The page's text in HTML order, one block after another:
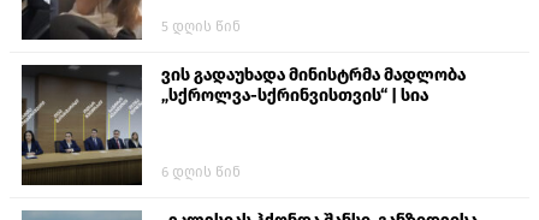
5 დღის წინ
ვის გადაუხადა მინისტრმა მადლობა
„სქროლვა-სქრინვისთვის“ | სია
6 დღის წინ